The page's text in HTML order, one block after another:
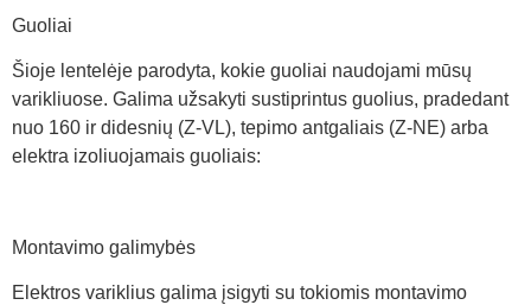
Guoliai
Šioje lentelėje parodyta, kokie guoliai naudojami mūsų
varikliuose. Galima užsakyti sustiprintus guolius, pradedant
nuo 160 ir didesnių (Z-VL), tepimo antgaliais (Z-NE) arba
elektra izoliuojamais guoliais:
Montavimo galimybės
Elektros variklius galima įsigyti su tokiomis montavimo